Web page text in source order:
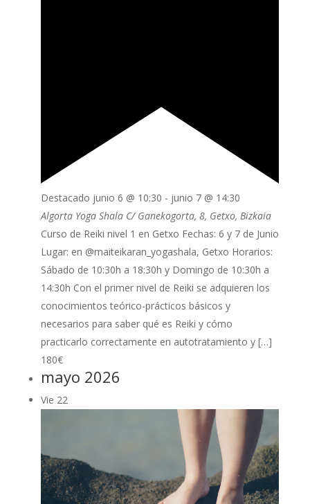
Destacado junio 6 @ 10:30 - junio 7 @ 14:30
Algorta Yoga Shala C/ Ganekogorta, 8, Getxo, Bizkaia
Curso de Reiki nivel 1 en Getxo Fechas: 6 y 7 de Junio
Lugar: en @maiteikaran_yogashala, Getxo Horarios:
Sábado de 10:30h a 18:30h y Domingo de 10:30h a
14:30h Con el primer nivel de Reiki se adquieren los
conocimientos teórico-prácticos básicos y
necesarios para saber qué es Reiki y cómo
practicarlo correctamente en autotratamiento y […]
180€
mayo 2026
Vie 22